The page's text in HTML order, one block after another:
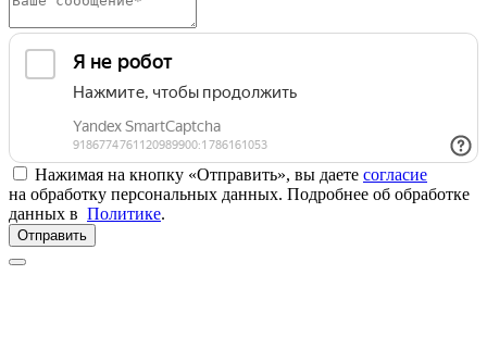
Нажимая на кнопку «Отправить», вы даете согласие
на обработку персональных данных. Подробнее об обработке
данных в Политике.
Отправить